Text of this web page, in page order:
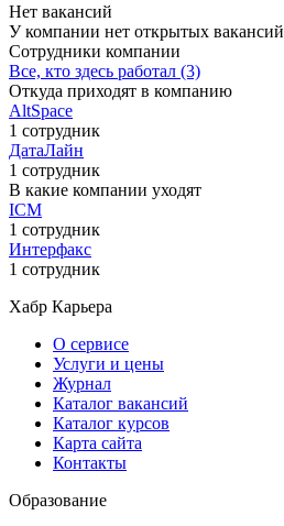
Нет вакансий
У компании нет открытых вакансий
Сотрудники компании
Все, кто здесь работал (3)
Откуда приходят в компанию
AltSpace
1 сотрудник
ДатаЛайн
1 сотрудник
В какие компании уходят
ICM
1 сотрудник
Интерфакс
1 сотрудник
Хабр Карьера
О сервисе
Услуги и цены
Журнал
Каталог вакансий
Каталог курсов
Карта сайта
Контакты
Образование